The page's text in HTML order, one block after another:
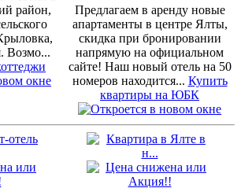
район,
Возмо...
Предлагаем в аренду новые
апартаменты в центре Ялты,
скидка при бронировании
напрямую на официальном
сайте! Наш новый отель на 50
номеров находится... Купить
квартиры на ЮБК